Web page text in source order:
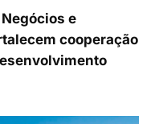
e
cooperação